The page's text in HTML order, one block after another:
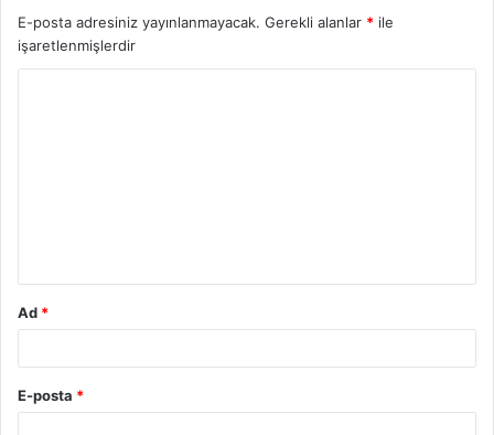
E-posta adresiniz yayınlanmayacak. Gerekli alanlar * ile
işaretlenmişlerdir
Ad *
E-posta *